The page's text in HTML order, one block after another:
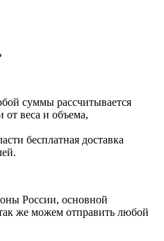
суммы рассчитывается
от веса и объема,
бесплатная доставка
России, основной
же можем отправить любой